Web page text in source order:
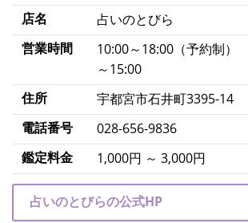
店名
占いのとびら
営業時間
10:00～18:00（予約制
～15:00
住所
宇都宮市石井町3395-14
電話番号
028-656-9836
鑑定料金
1,000円 ～ 3,000円
占いのとびらの公式HP